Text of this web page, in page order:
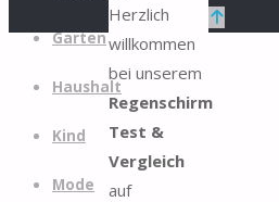
Garten
Haushalt
Kind
Mode
Herzlich
willkommen
bei unserem
Regenschirm
Test &
Vergleich
auf
Zurück